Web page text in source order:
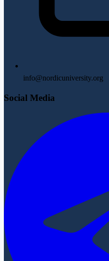
info@nordicuniversity.org
Social Media